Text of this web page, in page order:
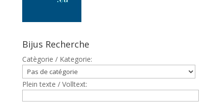
Bijus Recherche
Catègorie / Kategorie:
Plein texte / Volltext: